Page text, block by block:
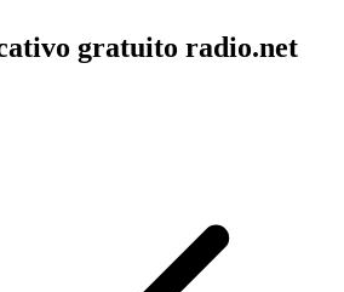
gratuito radio.net